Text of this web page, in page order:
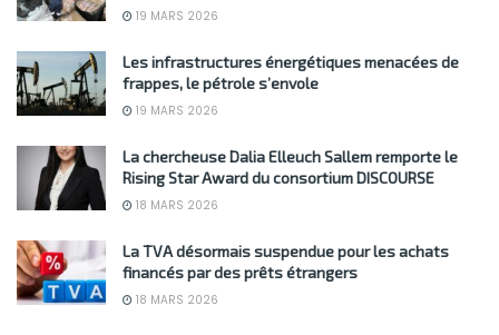
19 MARS 2026
Les infrastructures énergétiques menacées de
frappes, le pétrole s’envole
19 MARS 2026
La chercheuse Dalia Elleuch Sallem remporte le
Rising Star Award du consortium DISCOURSE
18 MARS 2026
La TVA désormais suspendue pour les achats
financés par des prêts étrangers
18 MARS 2026